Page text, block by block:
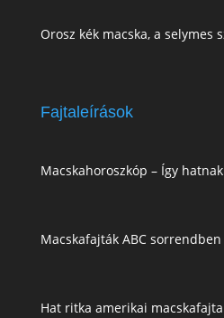
Orosz kék macska, a selymes
Fajtaleírások
Macskahoroszkóp – Így
Macskafajták ABC sorrendben
Hat ritka amerikai macskafajta